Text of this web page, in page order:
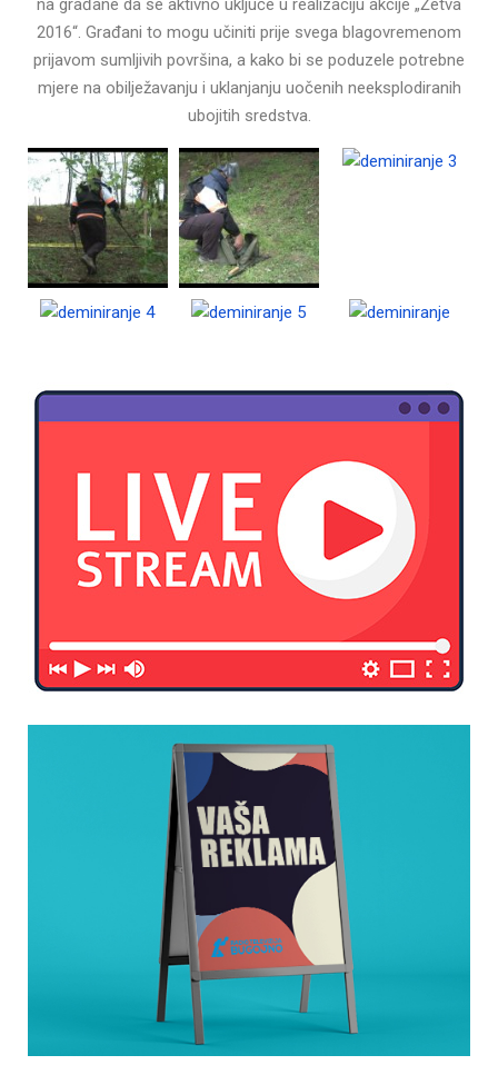
na građane da se aktivno uključe u realizaciju akcije „Žetva
2016“. Građani to mogu učiniti prije svega blagovremenom
prijavom sumljivih površina, a kako bi se poduzele potrebne
mjere na obilježavanju i uklanjanju uočenih neeksplodiranih
ubojitih sredstva.